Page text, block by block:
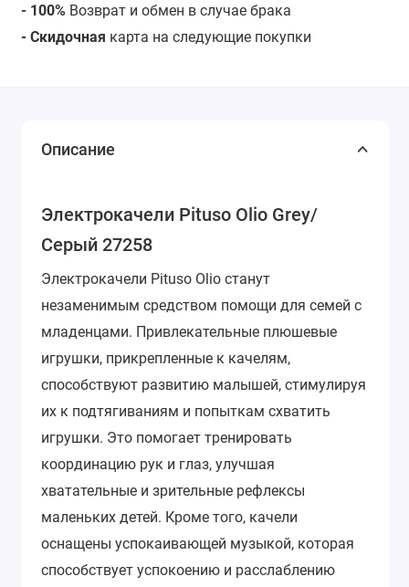
- 100% Возврат и обмен в случае брака
- Скидочная карта на следующие покупки
Описание
Электрокачели Pituso Olio Grey/
Серый 27258
Электрокачели Pituso Olio станут
незаменимым средством помощи для семей с
младенцами. Привлекательные плюшевые
игрушки, прикрепленные к качелям,
способствуют развитию малышей, стимулируя
их к подтягиваниям и попыткам схватить
игрушки. Это помогает тренировать
координацию рук и глаз, улучшая
хватательные и зрительные рефлексы
маленьких детей. Кроме того, качели
оснащены успокаивающей музыкой, которая
способствует успокоению и расслаблению